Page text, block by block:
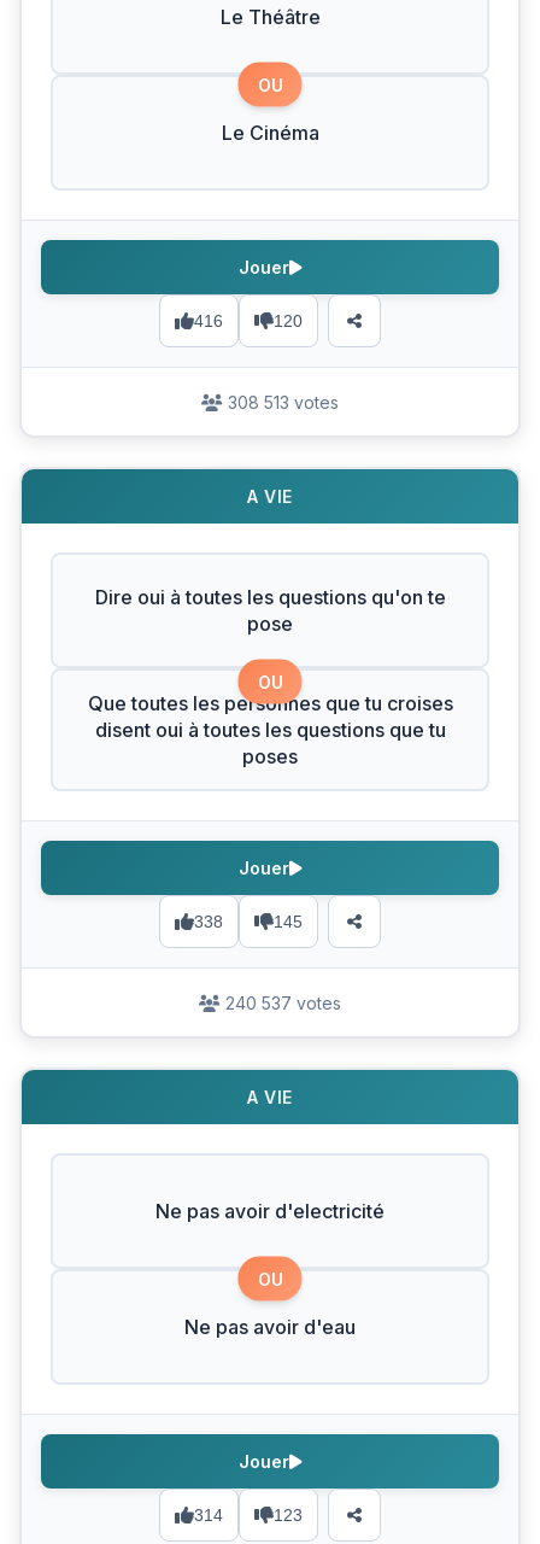
Le Théâtre
OU
Le Cinéma
416 120
Jouer
308 513 votes
A VIE
Dire oui à toutes les questions qu'on te
pose
OU
Que toutes les personnes que tu croises
disent oui à toutes les questions que tu
poses
338 145
Jouer
240 537 votes
A VIE
Ne pas avoir d'electricité
OU
Ne pas avoir d'eau
314 123
Jouer